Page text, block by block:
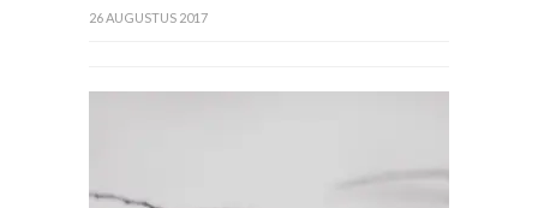
26 AUGUSTUS 2017